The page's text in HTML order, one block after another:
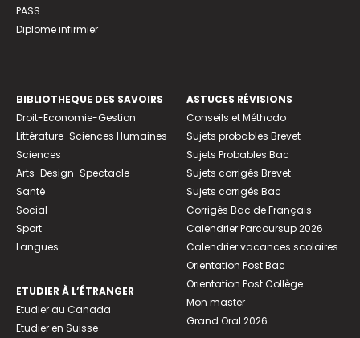
PASS
Diplome infirmier
BIBLIOTHEQUE DES SAVOIRS
Droit-Economie-Gestion
Littérature-Sciences Humaines
Sciences
Arts-Design-Spectacle
Santé
Social
Sport
Langues
ETUDIER À L’ÉTRANGER
Etudier au Canada
Etudier en Suisse
ASTUCES RÉVISIONS
Conseils et Méthodo
Sujets probables Brevet
Sujets Probables Bac
Sujets corrigés Brevet
Sujets corrigés Bac
Corrigés Bac de Français
Calendrier Parcoursup 2026
Calendrier vacances scolaires
Orientation Post Bac
Orientation Post Collège
Mon master
Grand Oral 2026